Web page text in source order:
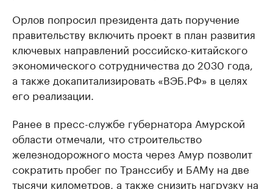
Орлов попросил президента дать поручение
правительству включить проект в план развития
ключевых направлений российско-китайского
экономического сотрудничества до 2030 года,
а также докапитализировать «ВЭБ.РФ» в целях
его реализации.
Ранее в пресс-службе губернатора Амурской
области отмечали, что строительство
железнодорожного моста через Амур позволит
сократить пробег по Транссибу и БАМу на две
тысячи километров, а также снизить нагрузку на